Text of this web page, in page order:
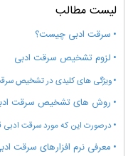
لیست مطالب
سرقت ادبی چیست؟
لزوم تشخیص سرقت ادبی
ویژگی های کلیدی در تشخیص
روش های تشخیص سرقت
درصورت این که مورد سرقت ادبی
معرفی نرم افزارهای سرقت